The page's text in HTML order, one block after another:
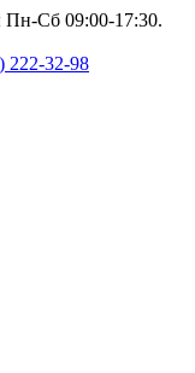
Пн-Сб 09:00-17:30.
222-32-98